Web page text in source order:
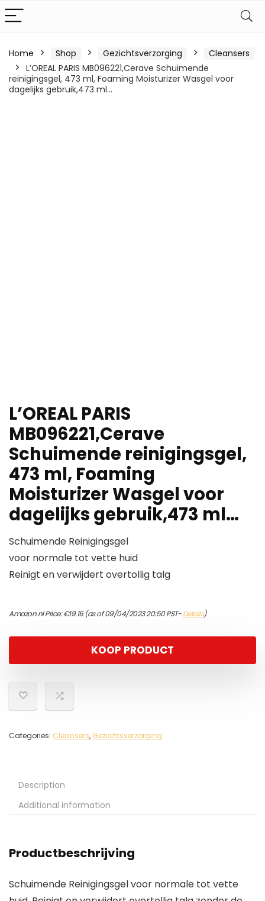
Home Shop Gezichtsverzorging
Cleansers
L’OREAL PARIS MB096221,Cerave Schuimende
reinigingsgel, 473 ml, Foaming Moisturizer Wasgel voor
dagelijks gebruik,473 ml…
L’OREAL PARIS
MB096221,Cerave
Schuimende reinigingsgel,
473 ml, Foaming
Moisturizer Wasgel voor
dagelijks gebruik,473 ml…
Schuimende Reinigingsgel
voor normale tot vette huid
Reinigt en verwijdert overtollig talg
Amazon.nl Price:€19.16(as of 09/04/2023 20:50 PST-Details)
KOOP PRODUCT
Categories: Cleansers, Gezichtsverzorging
Description
Additional information
Productbeschrijving
Schuimende Reinigingsgel voor normale tot vette